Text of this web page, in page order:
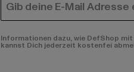
E-MAIL
Informationen dazu, wie DefShop
kannst Dich jederzeit kostenfei